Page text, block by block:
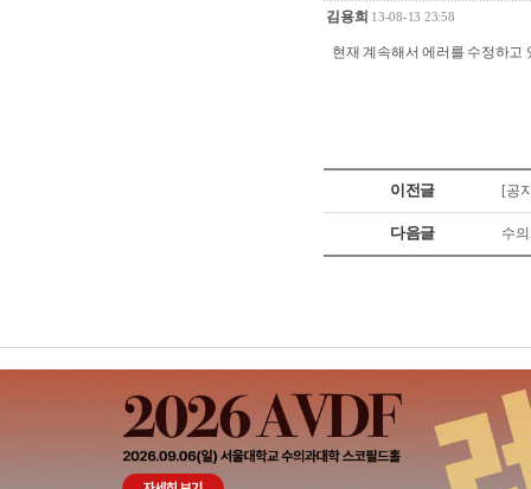
김용희 13-08-13 23:58
현재 계속해서 에러를 수정하고
이전글 [공
다음글 수